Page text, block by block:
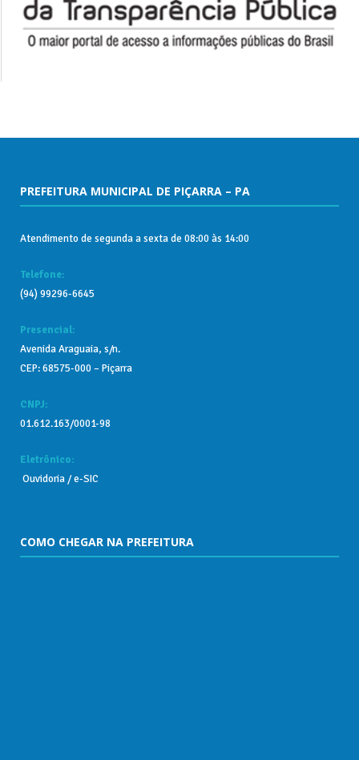
PREFEITURA MUNICIPAL DE PIÇARRA – PA
Atendimento de segunda a sexta de 08:00 às 14:00
Telefone:
(94) 99296-6645
Presencial:
Avenida Araguaia, s/n.
CEP: 68575-000 – Piçarra
CNPJ:
01.612.163/0001-98
Eletrônico:
Ouvidoria /e-SIC
COMO CHEGAR NA PREFEITURA